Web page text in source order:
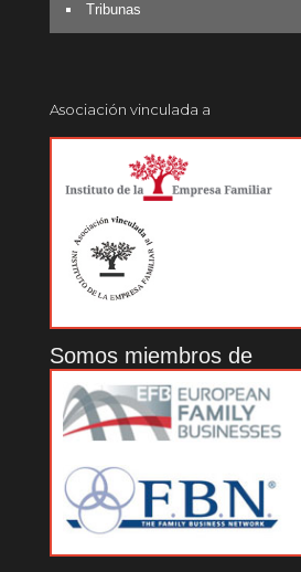
Tribunas
Asociación vinculada a
Somos miembros de